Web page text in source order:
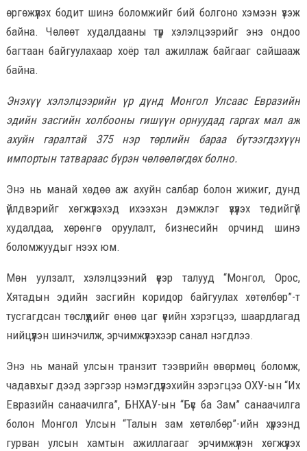
өргөжүүлэх бодит шинэ боломжийг бий болгоно хэмээн үзэж
байна. Чөлөөт худалдааны түр хэлэлцээрийг энэ ондоо
багтаан байгуулахаар хоёр тал ажиллаж байгааг сайшааж
байна.
Энэхүү хэлэлцээрийн үр дүнд Монгол Улсаас Евразийн
эдийн засгийн холбооны гишүүн орнуудад гаргах мал аж
ахуйн гаралтай 375 нэр төрлийн бараа бүтээгдэхүүн
импортын татвараас бүрэн чөлөөлөгдөх болно.
Энэ нь манай хөдөө аж ахуйн салбар болон жижиг, дунд
үйлдвэрийг хөгжүүлэхэд ихээхэн дэмжлэг үзүүлэх төдийгүй
худалдаа, хөрөнгө оруулалт, бизнесийн орчинд шинэ
боломжуудыг нээх юм.
Мөн уулзалт, хэлэлцээний үеэр талууд “Монгол, Орос,
Хятадын эдийн засгийн коридор байгуулах хөтөлбөр”-т
тусгагдсан төслүүдийг өнөө цаг үеийн хэрэгцээ, шаардлагад
нийцүүлэн шинэчилж, эрчимжүүлэхээр санал нэгдлээ.
Энэ нь манай улсын транзит тээврийн өвөрмөц боломж,
чадавхыг дээд зэргээр нэмэгдүүлэхийн зэрэгцээ ОХУ-ын “Их
Евразийн санаачилга”, БНХАУ-ын “Бүс ба Зам” санаачилга
болон Монгол Улсын “Талын зам хөтөлбөр”-ийн хүрээнд
гурван улсын хамтын ажиллагааг эрчимжүүлэн хөгжүүлэх